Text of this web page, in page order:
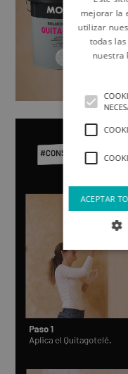
mejorar la
utilizar
todas
nuestra
ACEPTAR